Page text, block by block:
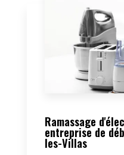
Ramassage
entreprise de
les-Villas